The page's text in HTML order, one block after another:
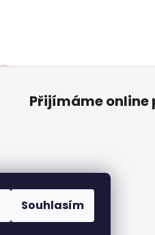
Souhlasím
Přijímáme